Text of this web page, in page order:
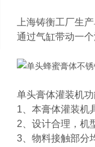
上海铸衡工厂生
通过气缸带动一
单头膏体灌装机
1、本膏体灌装机
2、设计合理，机
3、物料接触部分